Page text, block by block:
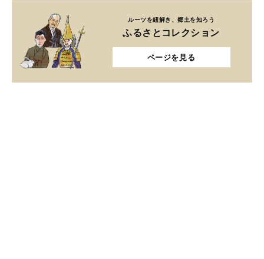
ルーツを紐解き、郷土を知ろう
ふるさとコレクション
ページを見る